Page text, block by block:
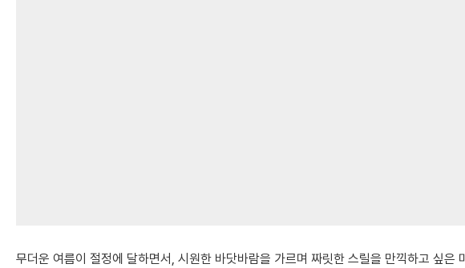
무더운 여름이 절정에 달하면서, 시원한 바닷바람을 가르며 짜릿한 스릴을 만끽하고 싶